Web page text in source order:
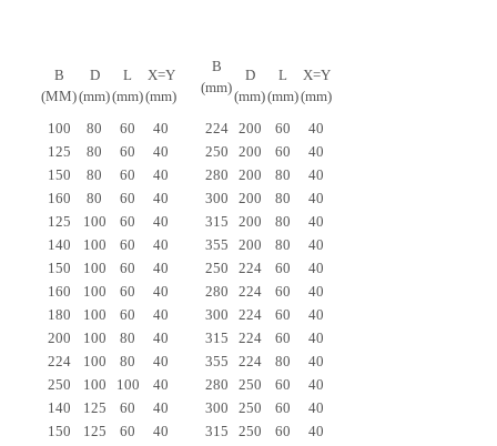
B
(MM)
D
(mm)
L
(mm)
X=Y
(mm)
B
(mm)
D
(mm)
L
(mm)
X=Y
(mm)
100
80 60 40 224 200 60
40
125
80 60 40 250 200 60
40
150
80 60 40 280 200 80
40
160
80 60 40 300 200 80
40
125
100 60 40 315 200 80
40
140
100 60 40 355 200 80
40
150
100 60 40 250 224 60
40
160
100 60 40 280 224 60
40
180
100 60 40 300 224 60
40
200
100 80 40 315 224 60
40
224
100 80 40 355 224 80
40
250
100 100 40 280 250 60
40
140
125 60 40 300 250 60
40
150
125 60 40 315 250 60
40